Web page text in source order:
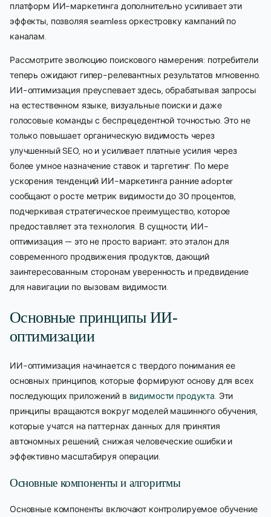
платформ ИИ-маркетинга дополнительно усиливает эти
эффекты, позволяя seamless оркестровку кампаний по
каналам.
Рассмотрите эволюцию поискового намерения: потребители
теперь ожидают гипер-релевантных результатов мгновенно.
ИИ-оптимизация преуспевает здесь, обрабатывая запросы
на естественном языке, визуальные поиски и даже
голосовые команды с беспрецедентной точностью. Это не
только повышает органическую видимость через
улучшенный SEO, но и усиливает платные усилия через
более умное назначение ставок и таргетинг. По мере
ускорения тенденций ИИ-маркетинга ранние adopter
сообщают о росте метрик видимости до 30 процентов,
подчеркивая стратегическое преимущество, которое
предоставляет эта технология. В сущности, ИИ-
оптимизация — это не просто вариант; это эталон для
современного продвижения продуктов, дающий
заинтересованным сторонам уверенность и предвидение
для навигации по вызовам видимости.
Основные принципы ИИ-
оптимизации
ИИ-оптимизация начинается с твердого понимания ее
основных принципов, которые формируют основу для всех
последующих приложений в видимости продукта. Эти
принципы вращаются вокруг моделей машинного обучения,
которые учатся на паттернах данных для принятия
автономных решений, снижая человеческие ошибки и
эффективно масштабируя операции.
Основные компоненты и алгоритмы
Основные компоненты включают контролируемое обучение